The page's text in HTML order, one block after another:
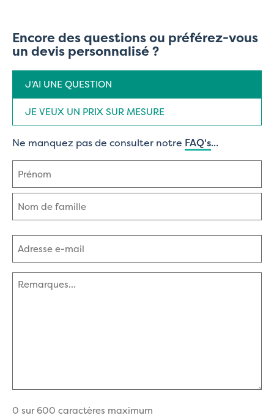
Encore des questions ou préférez-vous
un devis personnalisé ?
demande
(Nécessaire)
J'AI UNE QUESTION
JE VEUX UN PRIX SUR MESURE
Ne manquez pas de consulter notre FAQ's...
Nom
(Nécessaire)
Prénom
Adresse
e-
mail
(Nécessaire)
Commentaires
(Nécessaire)
0 sur 600 caractères maximum